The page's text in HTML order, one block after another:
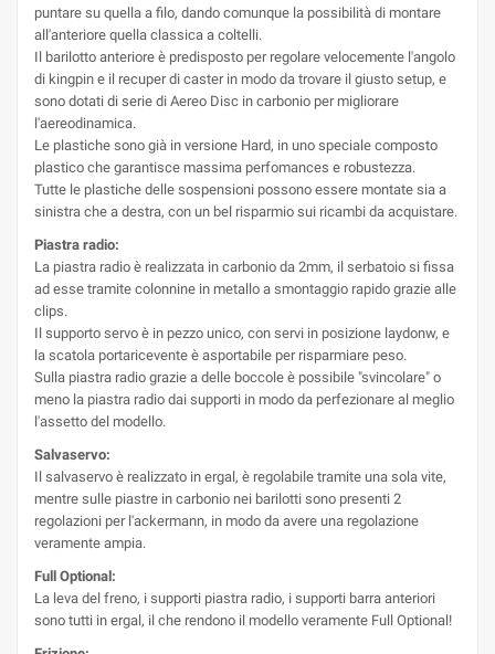
puntare su quella a filo, dando comunque la possibilità di montare
all'anteriore quella classica a coltelli.
Il barilotto anteriore è predisposto per regolare velocemente l'angolo
di kingpin e il recuper di caster in modo da trovare il giusto setup, e
sono dotati di serie di Aereo Disc in carbonio per migliorare
l'aereodinamica.
Le plastiche sono già in versione Hard, in uno speciale composto
plastico che garantisce massima perfomances e robustezza.
Tutte le plastiche delle sospensioni possono essere montate sia a
sinistra che a destra, con un bel risparmio sui ricambi da acquistare.
Piastra radio:
La piastra radio è realizzata in carbonio da 2mm, il serbatoio si fissa
ad esse tramite colonnine in metallo a smontaggio rapido grazie alle
clips.
Il supporto servo è in pezzo unico, con servi in posizione laydonw, e
la scatola portaricevente è asportabile per risparmiare peso.
Sulla piastra radio grazie a delle boccole è possibile "svincolare" o
meno la piastra radio dai supporti in modo da perfezionare al meglio
l'assetto del modello.
Salvaservo:
Il salvaservo è realizzato in ergal, è regolabile tramite una sola vite,
mentre sulle piastre in carbonio nei barilotti sono presenti 2
regolazioni per l'ackermann, in modo da avere una regolazione
veramente ampia.
Full Optional:
La leva del freno, i supporti piastra radio, i supporti barra anteriori
sono tutti in ergal, il che rendono il modello veramente Full Optional!